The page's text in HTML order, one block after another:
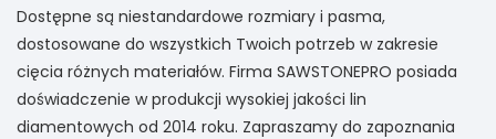
Dostępne są niestandardowe rozmiary i pasma,
dostosowane do wszystkich Twoich potrzeb w zakresie
cięcia różnych materiałów. Firma SAWSTONEPRO posiada
doświadczenie w produkcji wysokiej jakości lin
diamentowych od 2014 roku. Zapraszamy do zapoznania